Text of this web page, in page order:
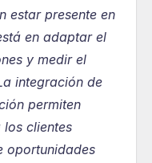
estar presente en
en adaptar el
y medir el
integración de
permiten
clientes
oportunidades